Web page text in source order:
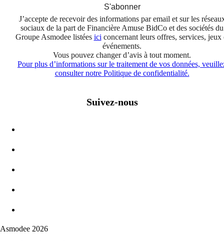
S'abonner
J’accepte de recevoir des informations par email et sur les
sociaux de la part de Financière Amuse BidCo et des sociétés du
Groupe Asmodee listées iciconcernant leurs offres, services, jeux
événements.
Vous pouvez changer d’avis à tout moment.
Pour plus d’informations sur le traitement de vos données,
consulter notre Politique de confidentialité.
Suivez-nous
Asmodee 2026